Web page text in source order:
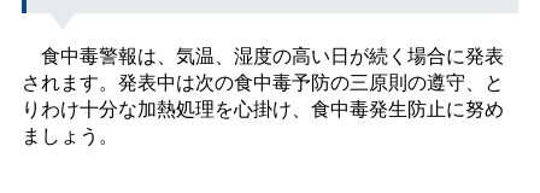
食中毒警報は、気温、湿度の高い日が続く場合に発表
されます。発表中は次の食中毒予防の三原則の遵守、と
りわけ十分な加熱処理を心掛け、食中毒発生防止に努め
ましょう。